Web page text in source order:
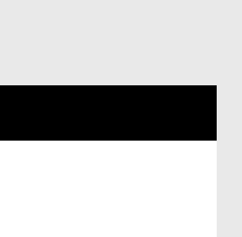
Bilim ve Teknoloji